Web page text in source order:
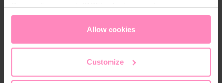
appropriate level of data protection. You canaccept all
only allow necessary cookies
access and change your chosen setting at any time in
Allow cookies
Customize
Máquina de café espresso Stone
Portafiltro 2 salidas
Filtro de una taza
Prensador